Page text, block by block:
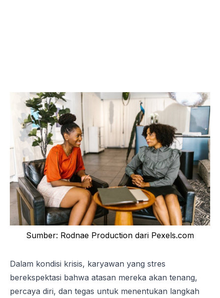
Sumber: Rodnae Production dari Pexels.com
Dalam kondisi krisis, karyawan yang stres
berekspektasi bahwa atasan mereka akan tenang,
percaya diri, dan tegas untuk menentukan langkah